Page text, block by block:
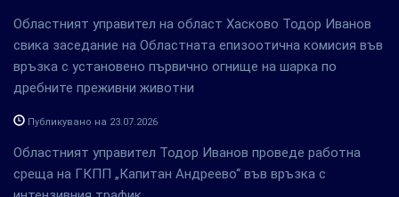
Областният управител на област Хасково Тодор Иванов
свика заседание на Областната епизоотична комисия във
връзка с установено първично огнище на шарка по
дребните преживни животни
Публикувано на 23.07.2026
Областният управител Тодор Иванов проведе работна
среща на ГКПП „Капитан Андреево“ във връзка с